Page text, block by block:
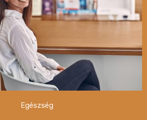
Egészség